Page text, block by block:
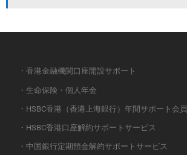
・香港金融機関口座開設サポート
・生命保険・個人年金
・HSBC香港（香港上海銀行）年間サポート会員
・HSBC香港口座解約サポートサービス
・中国銀行定期預金解約サポートサービス